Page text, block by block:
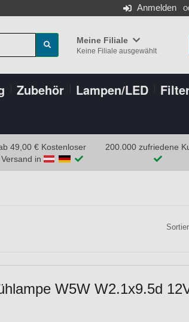
Anmelden
Meine Filiale
Keine Filiale ausgewählt
Zubehör Lampen/LED
49,00 € Kostenloser
Versand in
200.000 zufriedene
W5W W2.1x9.5d